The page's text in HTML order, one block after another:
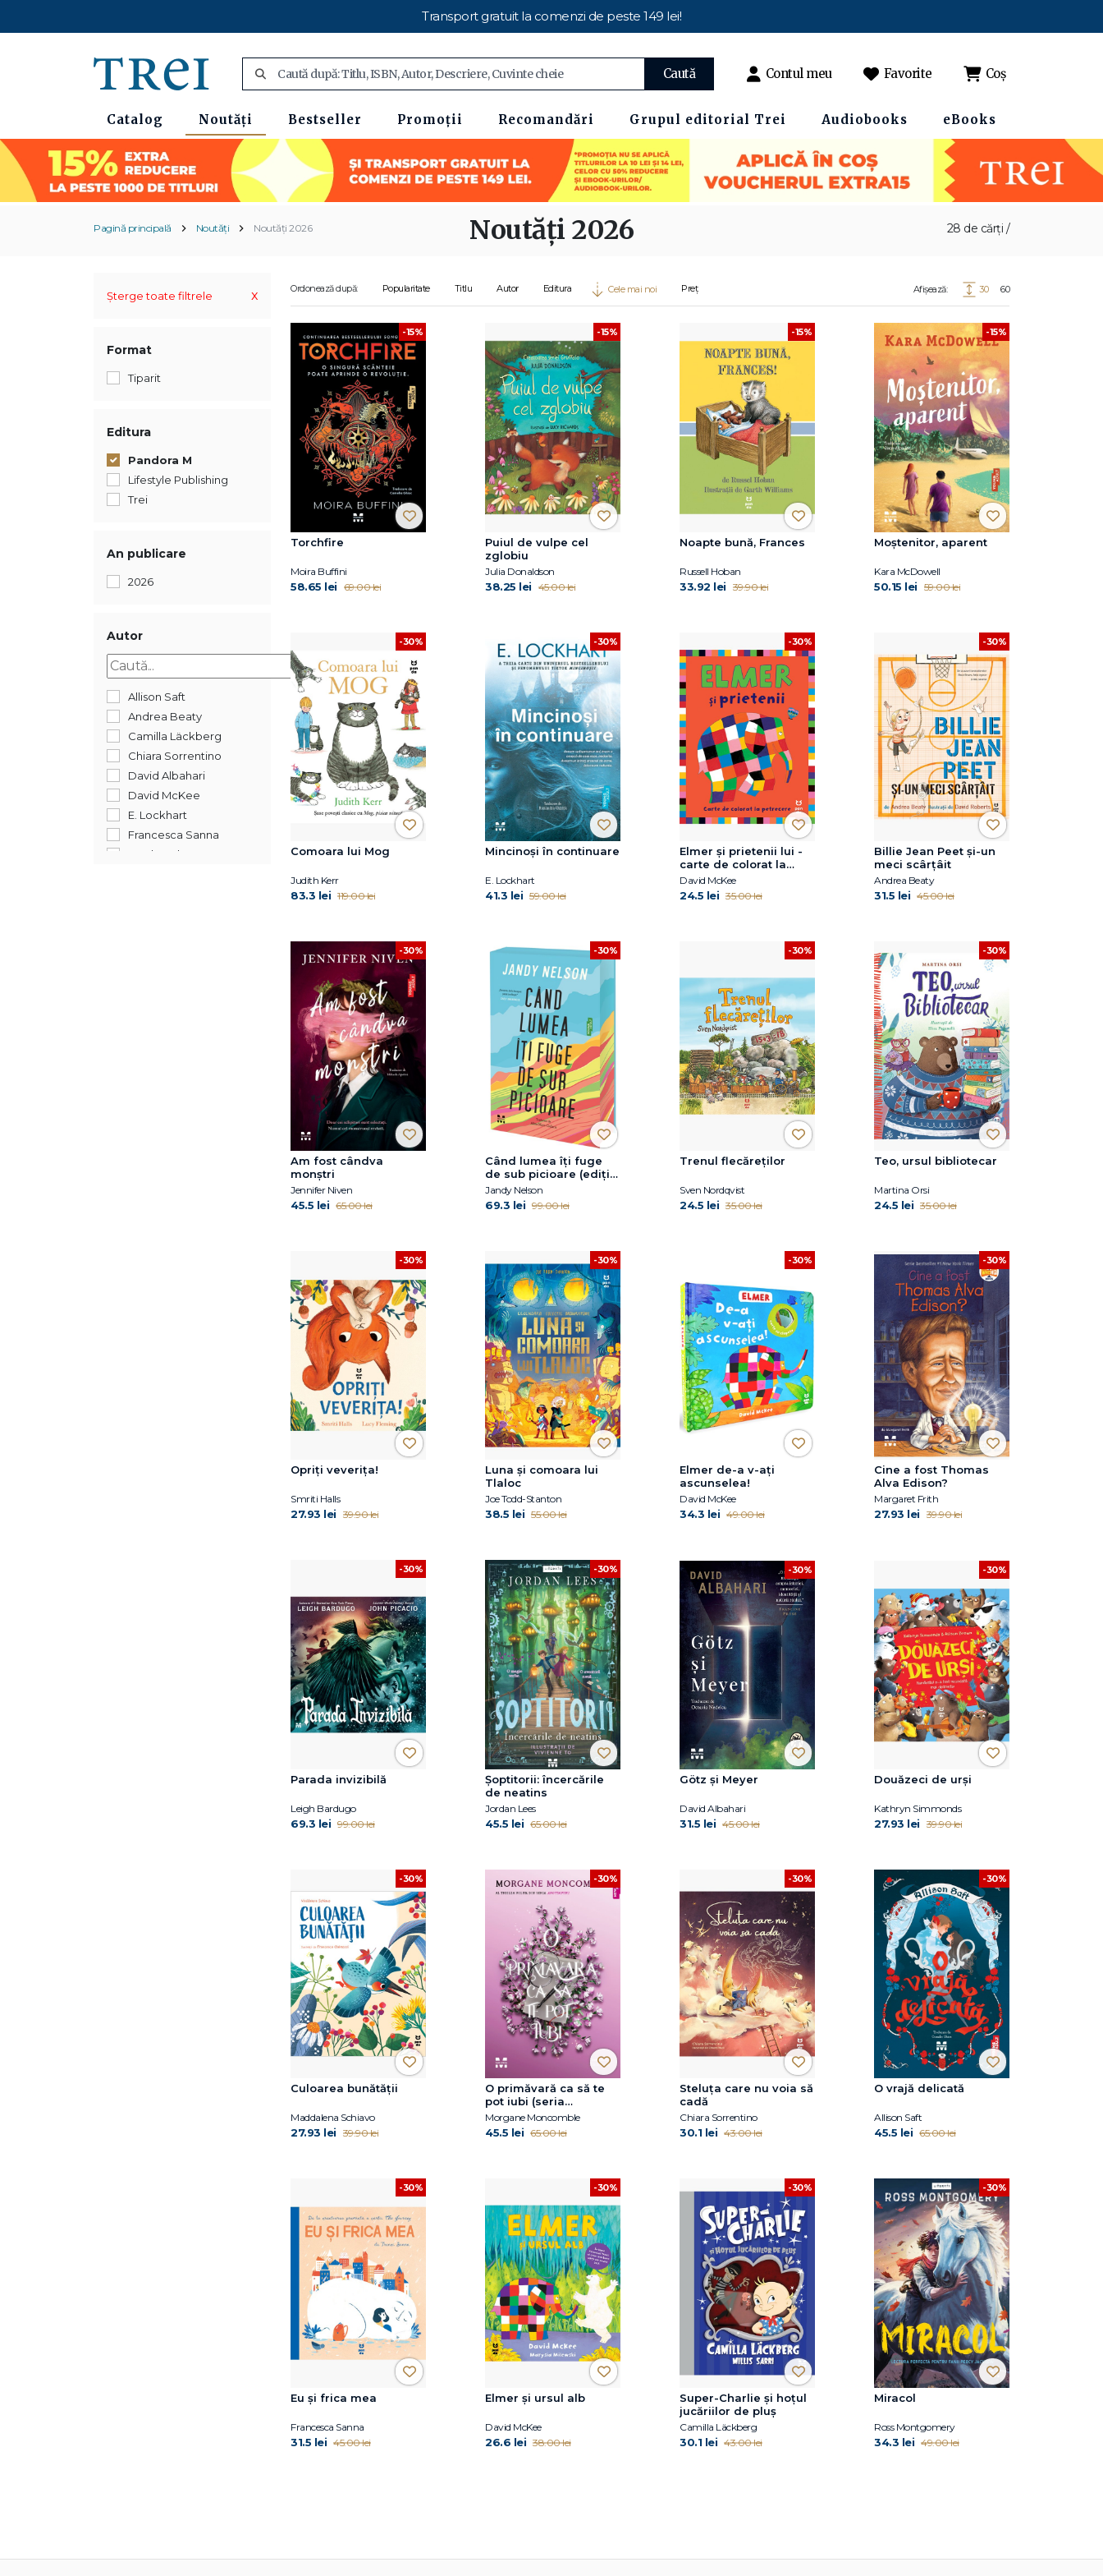
Transport gratuit la comenzi de peste 149 lei!
Caută Contul meu Favorite Coș
Catalog Noutăți Bestseller Promoții Recomandări Grupul editorial Trei Audiobooks eBooks
Pagină principală Noutăți Noutăți 2026 28 de cărți /
Noutăți 2026
Șterge toate filtrele x
Format
Tiparit
Editura
Pandora M
Lifestyle Publishing
Trei
An publicare
2026
Autor
Allison Saft
Andrea Beaty
Camilla Läckberg
Chiara Sorrentino
David Albahari
David McKee
E. Lockhart
Francesca Sanna
Jandy Nelson
Ordonează după: Popularitate Titlu Autor Editura Cele mai noi Preț Afișează: 30 60
-15%
Torchfire
Moira Buffini
58.65 lei 69.00 lei
-15%
Puiul de vulpe cel
zglobiu
Julia Donaldson
38.25 lei 45.00 lei
-15%
Noapte bună, Frances
Russell Hoban
33.92 lei 39.90 lei
-15%
Moștenitor, aparent
Kara McDowell
50.15 lei 59.00 lei
-30%
Comoara lui Mog
Judith Kerr
83.3 lei 119.00 lei
-30%
Mincinoși în continuare
E. Lockhart
41.3 lei 59.00 lei
-30%
Elmer și prietenii lui -
carte de colorat la
petrecere
David McKee
24.5 lei 35.00 lei
-30%
Billie Jean Peet și-un
meci scârțâit
Andrea Beaty
31.5 lei 45.00 lei
-30%
Am fost cândva
monștri
Jennifer Niven
45.5 lei 65.00 lei
-30%
Când lumea îți fuge
de sub picioare (ediție
sprayed edges)
Jandy Nelson
69.3 lei 99.00 lei
-30%
Trenul flecăreților
Sven Nordqvist
24.5 lei 35.00 lei
-30%
Teo, ursul bibliotecar
Martina Orsi
24.5 lei 35.00 lei
-30%
Opriți veverița!
Smriti Halls
27.93 lei 39.90 lei
-30%
Luna și comoara lui
Tlaloc
Joe Todd-Stanton
38.5 lei 55.00 lei
-30%
Elmer de-a v-ați
ascunselea!
David McKee
34.3 lei 49.00 lei
-30%
Cine a fost Thomas
Alva Edison?
Margaret Frith
27.93 lei 39.90 lei
-30%
Parada invizibilă
Leigh Bardugo
69.3 lei 99.00 lei
-30%
Şoptitorii: încercările
de neatins
Jordan Lees
45.5 lei 65.00 lei
-30%
Götz și Meyer
David Albahari
31.5 lei 45.00 lei
-30%
Douăzeci de urși
Kathryn Simmonds
27.93 lei 39.90 lei
-30%
Culoarea bunătății
Maddalena Schiavo
27.93 lei 39.90 lei
-30%
O primăvară ca să te
pot iubi (seria
Anotimpuri, vol.3)
Morgane Moncomble
45.5 lei 65.00 lei
-30%
Steluța care nu voia să
cadă
Chiara Sorrentino
30.1 lei 43.00 lei
-30%
O vrajă delicată
Allison Saft
45.5 lei 65.00 lei
-30%
Eu și frica mea
Francesca Sanna
31.5 lei 45.00 lei
-30%
Elmer și ursul alb
David McKee
26.6 lei 38.00 lei
-30%
Super-Charlie și hoțul
jucăriilor de pluș
Camilla Läckberg
30.1 lei 43.00 lei
-30%
Miracol
Ross Montgomery
34.3 lei 49.00 lei